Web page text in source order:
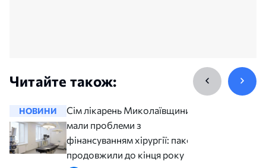
Читайте також:
НОВИНИ
Сім лікарень Миколаївщини
мали проблеми з
фінансуванням хірургії: пакет
продовжили до кінця року